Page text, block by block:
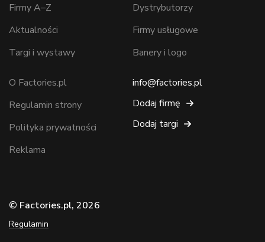
Firmy A–Z
Aktualności
Targi i wystawy
Dystrybutorzy
Firmy usługowe
Banery i logo
O Factories.pl
Regulamin strony
Polityka prywatności
Reklama
info@factories.pl
Dodaj firmę
Dodaj targi
© Factories.pl, 2026
Regulamin